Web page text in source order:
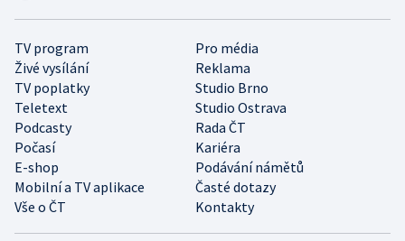
TV program
Pro média
Živé vysílání
Reklama
TV poplatky
Studio Brno
Teletext
Studio Ostrava
Podcasty
Rada ČT
Počasí
Kariéra
E-shop
Podávání námětů
Mobilní a TV aplikace
Časté dotazy
Vše o ČT
Kontakty